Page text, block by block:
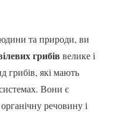
та природи, ви
грибів велике і
грибів, які мають
Вони є
речовину і